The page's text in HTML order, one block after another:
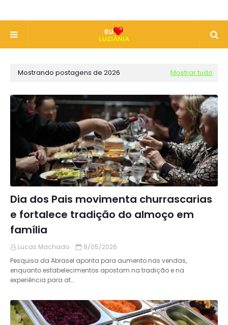
Mostrando postagens de 2026 Mostrar tudo
Dia dos Pais movimenta churrascarias
e fortalece tradição do almoço em
família
Lucas Machado
8/05/2026
Pesquisa da Abrasel aponta para aumento nas vendas,
enquanto estabelecimentos apostam na tradição e na
experiência para at…